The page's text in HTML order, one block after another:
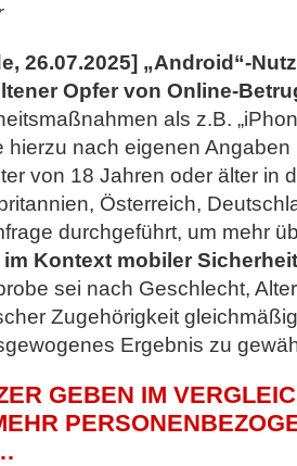
26.07.2025] „Android“-
Opfer von Online-
als z.B.
hierzu nach eigenen Angaben
von 18 Jahren oder älter in
Österreich,
durchgeführt, um mehr
Kontext mobiler
sei nach Geschlecht,
Zugehörigkeit
Ergebnis zu
GEBEN IM